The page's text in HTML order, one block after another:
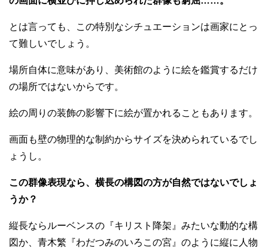
とは言っても、この特別なシチュエーションは画家にとっ
て難しいでしょう。
場所自体に意味があり、美術館のように絵を鑑賞するだけ
の場所ではないからです。
絵の周りの装飾の影響下に絵が置かれることもあります。
画面も壁の物理的な制約からサイズを決められているでし
ょうし。
この群像表現なら、横長の構図の方が自然ではないでしょ
うか？
縦長ならルーベンスの『キリスト降架』みたいな動的な構
図か、青木繁『わだつみのいろこの宮』のように縦に人物